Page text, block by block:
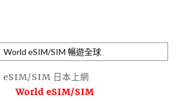
World eSIM/SIM 暢遊全球
World eSIM/SIM